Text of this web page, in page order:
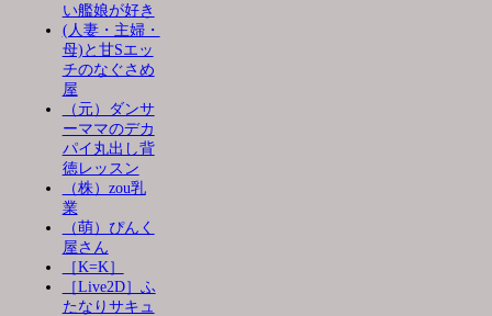
い艦娘が好き
(人妻・主婦・
母)と甘Sエッ
チのなぐさめ
屋
（元）ダンサ
ーママのデカ
パイ丸出し背
徳レッスン
（株）zou乳
業
（萌）ぴんく
屋さん
［K=K］
［Live2D］ふ
たなりサキュ